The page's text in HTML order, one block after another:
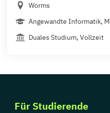
Worms
Angewandte Informatik,
Duales Studium, Vollzeit
Für Studierende